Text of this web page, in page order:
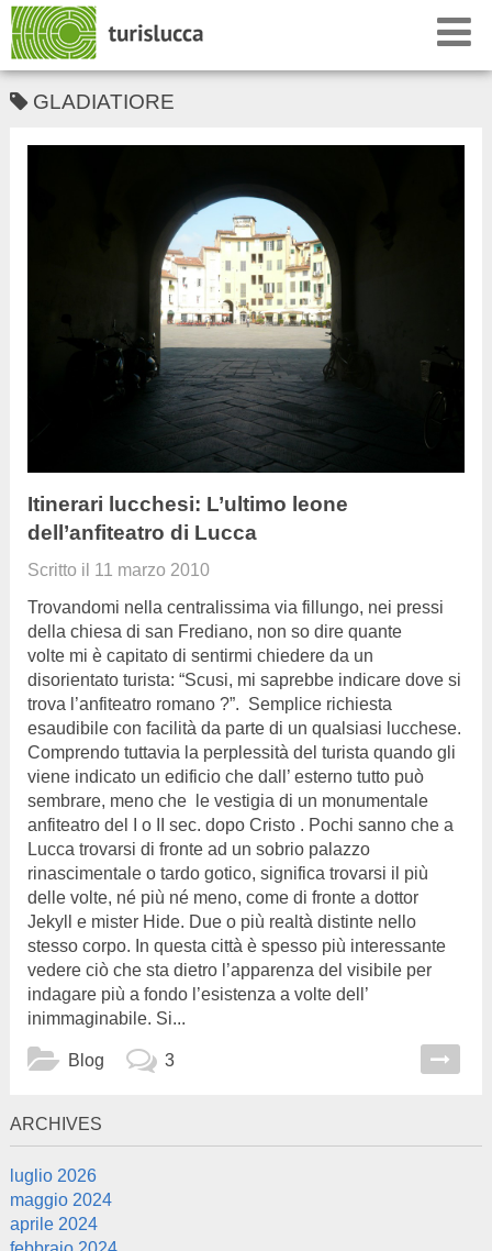
GLADIATIORE
Itinerari lucchesi: L’ultimo leone
dell’anfiteatro di Lucca
Scritto il 11 marzo 2010
Trovandomi nella centralissima via fillungo, nei pressi
della chiesa di san Frediano, non so dire quante
volte mi è capitato di sentirmi chiedere da un
disorientato turista: “Scusi, mi saprebbe indicare dove si
trova l’anfiteatro romano ?”. Semplice richiesta
esaudibile con facilità da parte di un qualsiasi lucchese.
Comprendo tuttavia la perplessità del turista quando gli
viene indicato un edificio che dall’ esterno tutto può
sembrare, meno che le vestigia di un monumentale
anfiteatro del I o II sec. dopo Cristo . Pochi sanno che a
Lucca trovarsi di fronte ad un sobrio palazzo
rinascimentale o tardo gotico, significa trovarsi il più
delle volte, né più né meno, come di fronte a dottor
Jekyll e mister Hide. Due o più realtà distinte nello
stesso corpo. In questa città è spesso più interessante
vedere ciò che sta dietro l’apparenza del visibile per
indagare più a fondo l’esistenza a volte dell’
inimmaginabile. Si...
Blog 3
ARCHIVES
luglio 2026
maggio 2024
aprile 2024